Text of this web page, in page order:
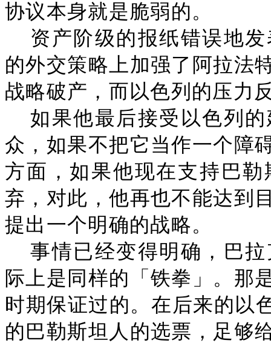
协议本身就是脆弱的。
资产阶级的报纸错误地
的外交策略上加强了阿拉法
战略破产，而以色列的压力
如果他最后接受以色列
众，如果不把它当作一个障
方面，如果他现在支持巴
弃，对此，他再也不能达到
提出一个明确的战略。
事情已经变得明确，巴
际上是同样的「铁拳」。那
时期保证过的。在后来的以
的巴勒斯坦人的选票，足够